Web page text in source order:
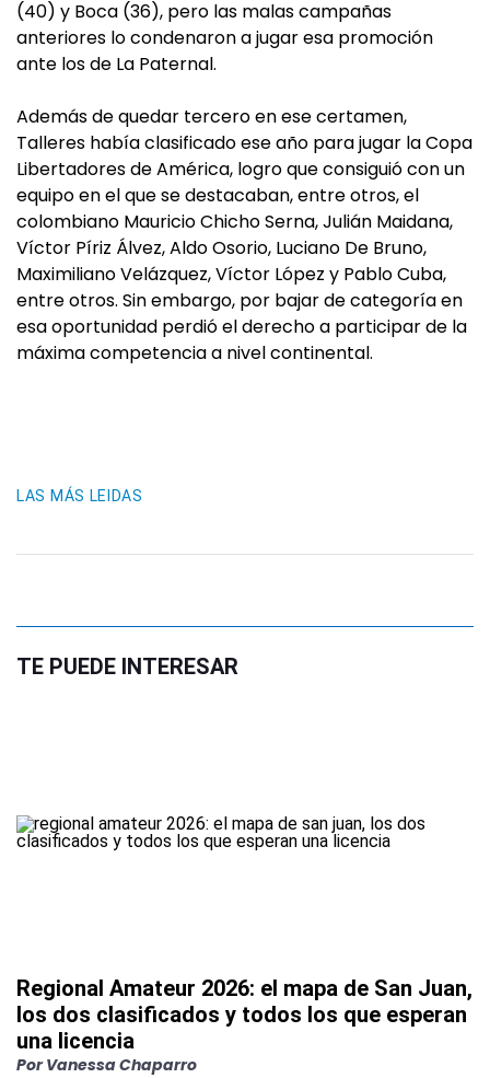
(40) y Boca (36), pero las malas campañas
anteriores lo condenaron a jugar esa promoción
ante los de La Paternal.
Además de quedar tercero en ese certamen,
Talleres había clasificado ese año para jugar la Copa
Libertadores de América, logro que consiguió con un
equipo en el que se destacaban, entre otros, el
colombiano Mauricio Chicho Serna, Julián Maidana,
Víctor Píriz Álvez, Aldo Osorio, Luciano De Bruno,
Maximiliano Velázquez, Víctor López y Pablo Cuba,
entre otros. Sin embargo, por bajar de categoría en
esa oportunidad perdió el derecho a participar de la
máxima competencia a nivel continental.
LAS MÁS LEIDAS
TE PUEDE INTERESAR
Regional Amateur 2026: el mapa de San Juan,
los dos clasificados y todos los que esperan
una licencia
Por Vanessa Chaparro